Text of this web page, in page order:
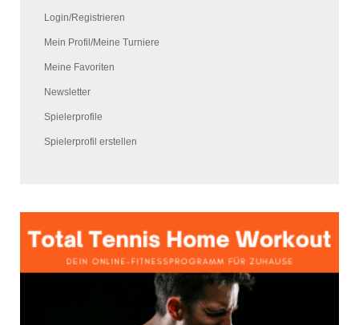
Login/Registrieren
Mein Profil/Meine Turniere
Meine Favoriten
Newsletter
Spielerprofile
Spielerprofil erstellen